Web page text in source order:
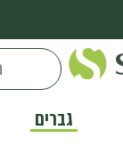
גברים